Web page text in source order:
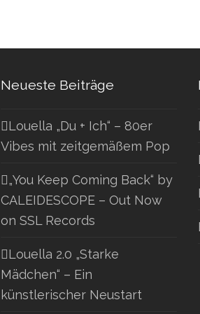
Neueste Beiträge
Louella „Du + Ich“ – 80er
Vibes mit zeitgemäßem Pop
„You Keep Coming Back“ by
CALEIDESCOPE – Out Now
on SSL Records
Louella 2.0 „Starke
Mädchen“ – Ein
künstlerischer Neustart